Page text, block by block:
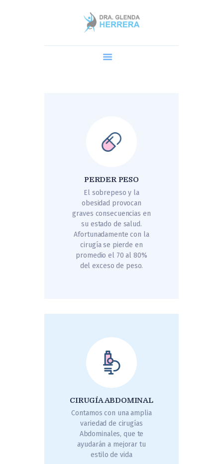
Home
PERDER PESO
El sobrepeso y la
obesidad provocan
graves consecuencias en
su estado de salud.
Afortunadamente con la
cirugía se pierde en
promedio el 70 al 80%
del exceso de peso.
CIRUGÍA ABDOMINAL
Contamos con una amplia
variedad de cirugías
Abdominales, que te
ayudarán a mejorar tu
estilo de vida